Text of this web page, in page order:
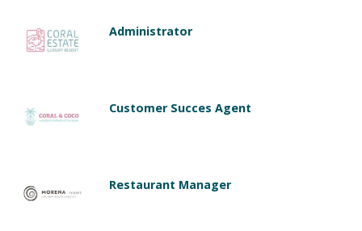
Administrator
Customer Succes Agent
Restaurant Manager